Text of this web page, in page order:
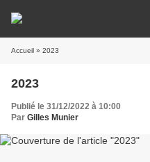
Accueil » 2023
2023
Publié le 31/12/2022 à 10:00
Par Gilles Munier